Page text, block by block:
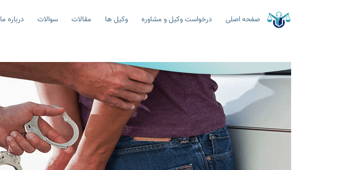
صفحه اصلی درخواست وکیل و مشاوره وکیل ها مقالات سوالات درباره ما